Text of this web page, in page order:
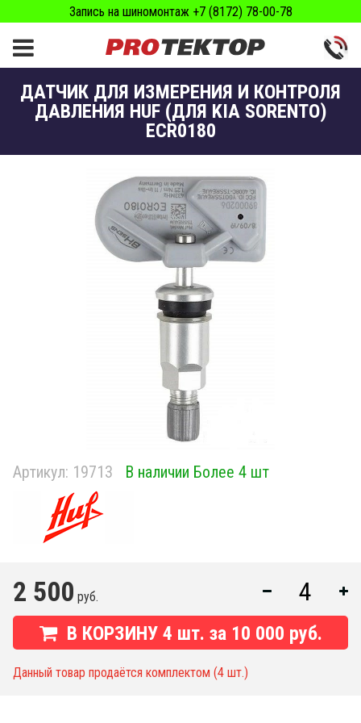
Запись на шиномонтаж +7 (8172) 78-00-78
ДАТЧИК ДЛЯ ИЗМЕРЕНИЯ И КОНТРОЛЯ
ДАВЛЕНИЯ HUF (ДЛЯ KIA SORENTO)
ECR0180
Артикул: 19713 В наличии Более 4 шт
2 500 руб.
В КОРЗИНУ 4 шт. за 10 000 руб.
Данный товар продаётся комплектом (4 шт.)